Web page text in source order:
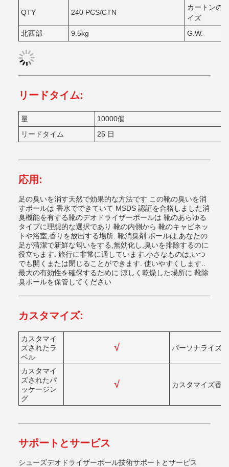
QTY 240 PCS/CTN
カートンの
イズ
北西部
9.5kg G.W.
リードタイム:
量
10000個
リードタイム
25 日
応用:
足の臭いを消す天然で効果的な方法です この靴の臭いを消
すボールは 香水でできていて MSDS 認証を合格しました消
臭機能を有する靴のデオドライザーボールは 靴のあらゆる
タイプに理想的な選択であり 靴の内側から 靴のキャビネッ
トや浴室,香りを放出する場所. 靴消臭剤 ボールは,あなたの
足が清潔で新鮮な匂いをする,無効化し,臭いを排除するのに
役立ちます. 旅行に非常に適しています.小さなものは,いつ
でも開くまたは閉じることができます. 使いやすくします..
最大の有効性を確保するために 涼しく乾燥した場所に 靴除
臭ボールを保管してください
カスタマイズ:
カスタマイ
ズされたラ
ベル
√ パーソナライズ
カスタマイ
ズされたパ
ッケージン
グ
√ カスタマイズ香り
サポートとサービス
シューズデオドライザーボール技術サポートとサービス